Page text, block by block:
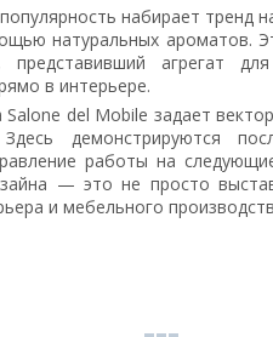
набирает тренд
натуральных ароматов.
агрегат
в интерьере.
del Mobile задает
демонстрируются
работы на
— это не просто
и мебельного